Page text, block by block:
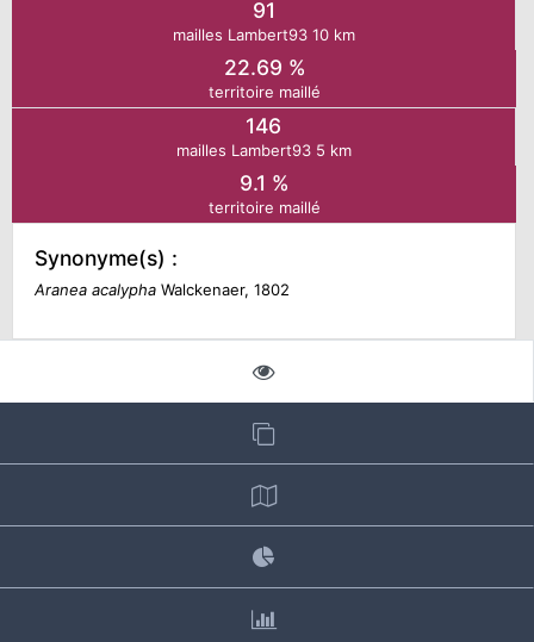
91
mailles Lambert93 10 km
22.69 %
territoire maillé
146
mailles Lambert93 5 km
9.1 %
territoire maillé
Synonyme(s) :
Aranea acalyphaWalckenaer, 1802